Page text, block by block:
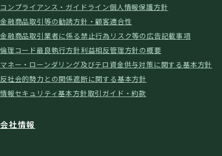
コンプライアンス・ガイドライン個人情報保護方針
金融商品取引等の勧誘方針・顧客適合性
金融商品取引業者に係る禁止行為 リスク等の広告記載事項
倫理コード最良執行方針利益相反管理方針の概要
マネー・ローンダリング及びテロ資金供与対策に関する基本方針
反社会的勢力との関係遮断に関する基本方針
情報セキュリティ基本方針取引ガイド・約款
会社情報